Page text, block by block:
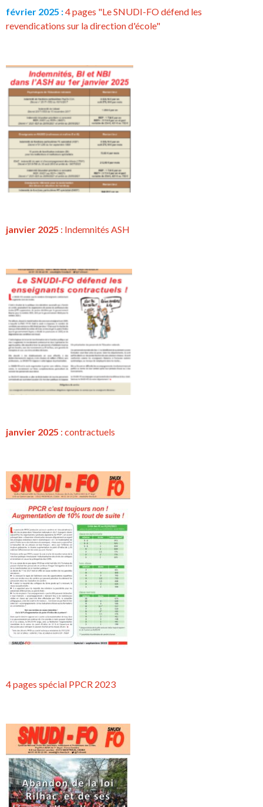
février 2025 :4 pages "Le SNUDI-FO défend les
revendications sur la direction d'école"
janvier 2025 : Indemnités ASH
janvier 2025 : contractuels
4 pages spécial PPCR 2023